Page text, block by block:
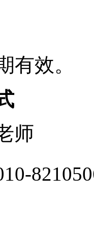
有效。
师